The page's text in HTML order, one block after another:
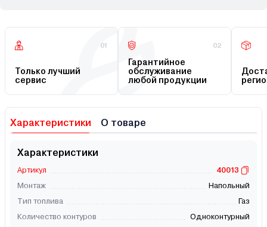
01
Только лучший
сервис
02
Гарантийное
обслуживание
любой продукции
Характеристики О товаре
Характеристики
Артикул
40013
Монтаж
Напольный
Тип топлива
Газ
Количество контуров
Одноконтурный